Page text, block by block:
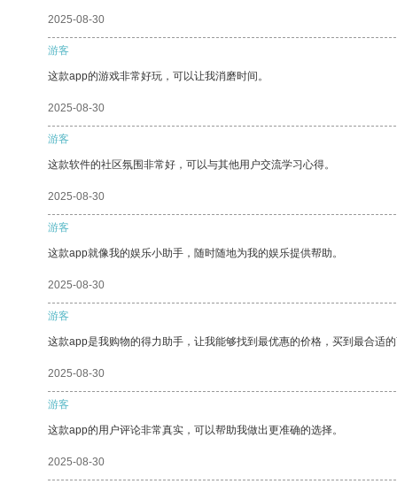
2025-08-30
游客
这款app的游戏非常好玩，可以让我消磨时间。
2025-08-30
游客
这款软件的社区氛围非常好，可以与其他用户交流学习心得。
2025-08-30
游客
这款app就像我的娱乐小助手，随时随地为我的娱乐提供帮助。
2025-08-30
游客
这款app是我购物的得力助手，让我能够找到最优惠的价格，买到最合适
2025-08-30
游客
这款app的用户评论非常真实，可以帮助我做出更准确的选择。
2025-08-30